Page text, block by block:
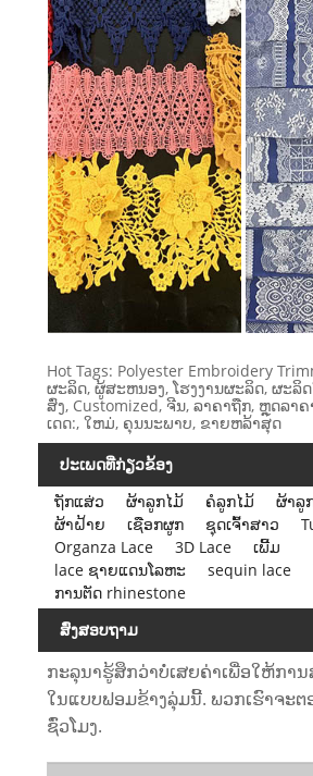
Hot Tags: Polyester Embroidery
ຜະລິດ, ຜູ້ສະຫນອງ, ໂຮງງານຜະລິດ, ຜະລິ
ສົ່ງ, Customized, ຈີນ, ລາຄາຖືກ, ຫຼຸດລາ
ເດດ:, ໃຫມ່, ຄຸນນະພາບ, ຂາຍຫລ້າສຸດ
ປະເພດທີ່ກ່ຽວຂ້ອງ
ຖັກແສ່ວ
ຜ້າລູກໄມ້ ຄໍລູກໄມ້
ຜ້າລູ
ຜ້າຝ້າຍ
ເຊືອກຜູກ ຊຸດເຈົ້າສາວ
Organza Lace
3D Lace
ເພີ້ມ
lace ຊາຍແດນໂລຫະ
sequin lace
ການຕັດ rhinestone
ສົ່ງສອບຖາມ
ກະລຸນາຮູ້ສຶກວ່າບໍ່ເສຍຄ່າເພື່ອໃຫ້ກາ
ໃນແບບຟອມຂ້າງລຸ່ມນີ້. ພວກເຮົາຈະຕ
ຊົ່ວໂມງ.